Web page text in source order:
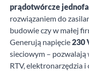
prądotwórcze
rozwiązaniem do
budowie czy w małej
Generują napięcie230
sieciowym – pozwalają
RTV, elektronarzędzia